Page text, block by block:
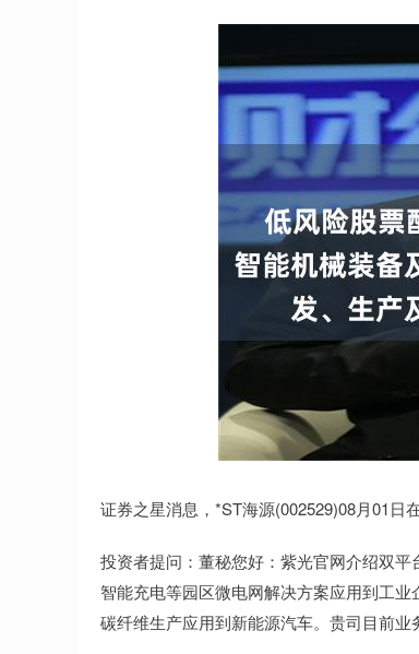
证券之星消息，*ST海源(002529)08月01日
投资者提问：董秘您好：紫光官网介绍双平
智能充电等园区微电网解决方案应用到工
碳纤维生产应用到新能源汽车。贵司目前